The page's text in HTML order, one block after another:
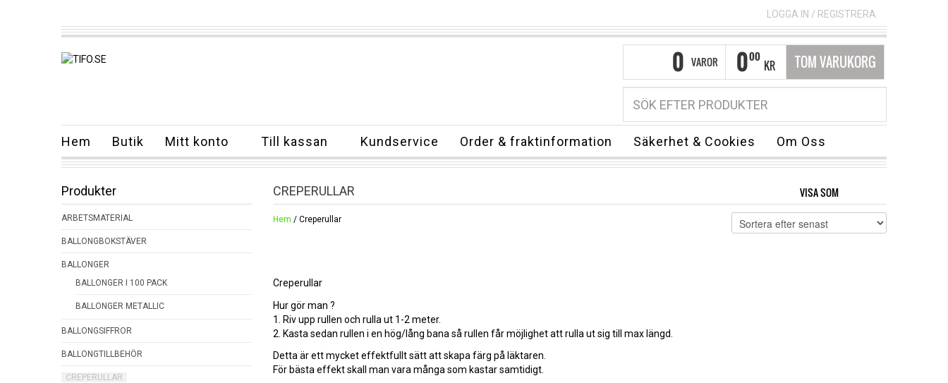
LOGGA IN / REGISTRERA
0 VAROR 000
KR TOM VARUKORG
Hem Butik Mitt konto Till kassan Kundservice Order & fraktinformation Säkerhet & Cookies Om Oss
CREPERULLAR VISA SOM
Hem / Creperullar
Creperullar
Hur gör man ?
1. Riv upp rullen och rulla ut 1-2 meter.
2. Kasta sedan rullen i en hög/lång bana så rullen får möjlighet att rulla ut sig till max längd.
Detta är ett mycket effektfullt sätt att skapa färg på läktaren.
För bästa effekt skall man vara många som kastar samtidigt.
Produkter
ARBETSMATERIAL
BALLONGBOKSTÄVER
BALLONGER
BALLONGER I 100 PACK
BALLONGER METALLIC
BALLONGSIFFROR
BALLONGTILLBEHÖR
CREPERULLAR